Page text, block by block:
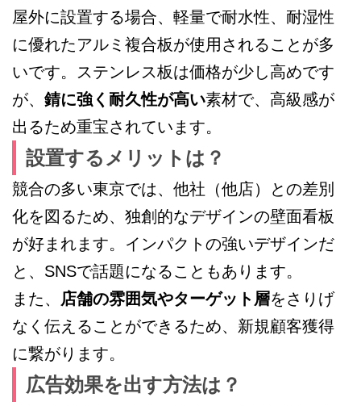
屋外に設置する場合、軽量で耐水性、耐湿性
に優れたアルミ複合板が使用されることが多
いです。ステンレス板は価格が少し高めです
が、 錆に強く耐久性が高い素材で、高級感が
出るため重宝されています。
設置するメリットは？
競合の多い東京では、他社（他店）との差別
化を図るため、独創的なデザインの壁面看板
が好まれます。インパクトの強いデザインだ
と、SNSで話題になることもあります。
また、 店舗の雰囲気やターゲット層をさりげ
なく伝えることができるため、新規顧客獲得
に繋がります。
広告効果を出す方法は？